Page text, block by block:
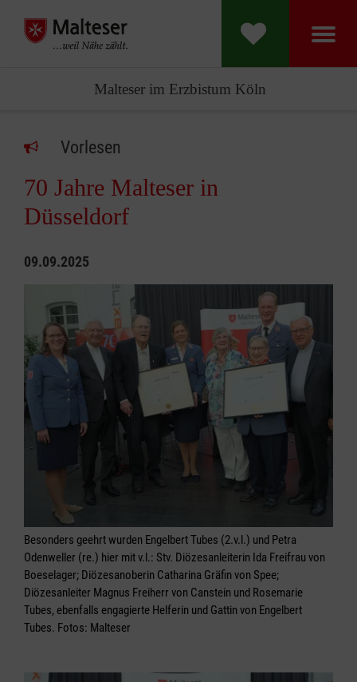
Malteser im Erzbistum Köln
Vorlesen
70 Jahre Malteser in
Düsseldorf
09.09.2025
Besonders geehrt wurden Engelbert Tubes (2.v.l.) und Petra
Odenweller (re.) hier mit v.l.: Stv. Diözesanleiterin Ida Freifrau von
Boeselager; Diözesanoberin Catharina Gräfin von Spee;
Diözesanleiter Magnus Freiherr von Canstein und Rosemarie
Tubes, ebenfalls engagierte Helferin und Gattin von Engelbert
Tubes. Fotos: Malteser